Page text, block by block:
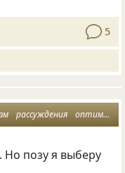
5
рассуждения оптимизм
позу я выберу